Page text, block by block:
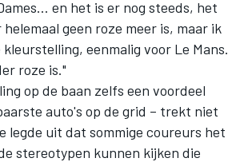
en het is er nog steeds, het
geen roze meer is, maar ik
eenmalig voor Le Mans.
roze is."
op de baan zelfs een voordeel
auto's op de grid – trekt niet
legde uit dat sommige coureurs het
stereotypen kunnen kijken die